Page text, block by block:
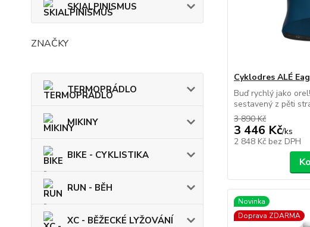
SKIALPINISMUS
ZNAČKY
TERMOPRÁDLO
MIKINY
BIKE - CYKLISTIKA
RUN - BĚH
XC - BĚŽECKÉ LYŽOVÁNÍ
Cyklodres ALÉ
Buď rychlý jako
sestavený z pěti
3 890 Kč
3 446 Kč/ks
2 848 Kč bez DPH
Novinka
Doprava ZDARMA